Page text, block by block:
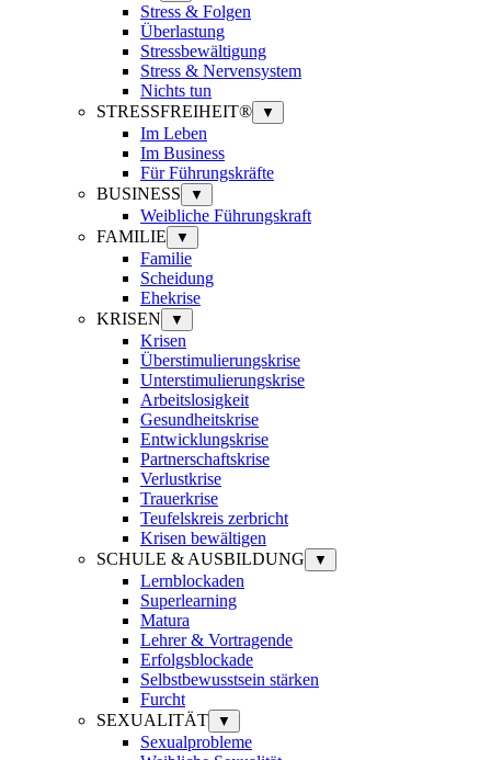
Stress & Folgen
Überlastung
Stressbewältigung
Stress & Nervensystem
Nichts tun
STRESSFREIHEIT®
▼
Im Leben
Im Business
Für Führungskräfte
BUSINESS
▼
Weibliche Führungskraft
FAMILIE
▼
Familie
Scheidung
Ehekrise
KRISEN
▼
Krisen
Überstimulierungskrise
Unterstimulierungskrise
Arbeitslosigkeit
Gesundheitskrise
Entwicklungskrise
Partnerschaftskrise
Verlustkrise
Trauerkrise
Teufelskreis zerbricht
Krisen bewältigen
SCHULE & AUSBILDUNG
▼
Lernblockaden
Superlearning
Matura
Lehrer & Vortragende
Erfolgsblockade
Selbstbewusstsein stärken
Furcht
SEXUALITÄT
▼
Sexualprobleme